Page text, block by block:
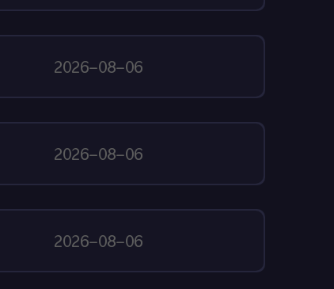
2026-08-06
2026-08-06
2026-08-06